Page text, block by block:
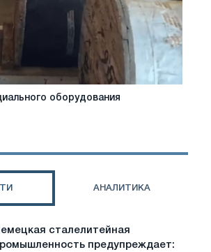
оборудования
АНАЛИТИКА
сталелитейная
предупреждает: